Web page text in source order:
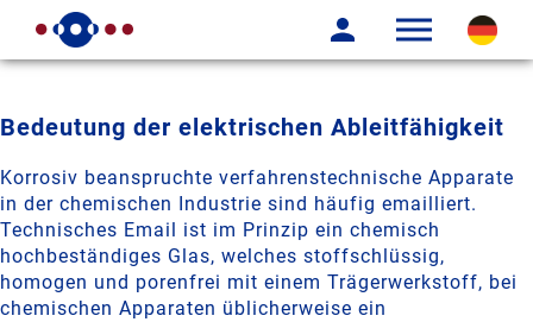
Bedeutung der elektrischen Ableitfähigkeit
Korrosiv beanspruchte verfahrenstechnische Apparate
in der chemischen Industrie sind häufig emailliert.
Technisches Email ist im Prinzip ein chemisch
hochbeständiges Glas, welches stoffschlüssig,
homogen und porenfrei mit einem Trägerwerkstoff, bei
chemischen Apparaten üblicherweise ein